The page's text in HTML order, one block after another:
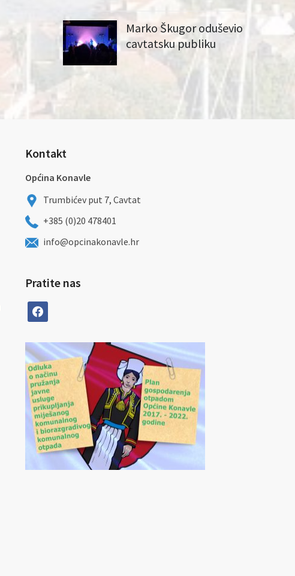
Marko Škugor oduševio
cavtatsku publiku
Kontakt
Općina Konavle
Trumbićev put 7, Cavtat
+385 (0)20 478401
info@opcinakonavle.hr
Pratite nas
facebook